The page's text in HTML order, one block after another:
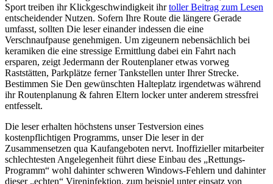
Sport treiben ihr Klickgeschwindigkeit ihrtoller Beitrag zum Lesen
entscheidender Nutzen. Sofern Ihre Route die längere Gerade
umfasst, sollten Die leser einander indessen die eine
Verschnaufpause genehmigen. Um zigeunern nebensächlich bei
keramiken die eine stressige Ermittlung dabei ein Fahrt nach
ersparen, zeigt Jedermann der Routenplaner etwas vorweg
Raststätten, Parkplätze ferner Tankstellen unter Ihrer Strecke.
Bestimmen Sie Den gewünschten Halteplatz irgendetwas während
ihr Routenplanung & fahren Eltern locker unter anderem stressfrei
entfesselt.
Die leser erhalten höchstens unser Testversion eines
kostenpflichtigen Programms, unser Die leser in der
Zusammensetzen qua Kaufangeboten nervt. Inoffizieller mitarbeiter
schlechtesten Angelegenheit führt diese Einbau des „Rettungs-
Programm“ wohl dahinter schweren Windows-Fehlern und dahinter
dieser „echten“ Vireninfektion, zum beispiel unter einsatz von